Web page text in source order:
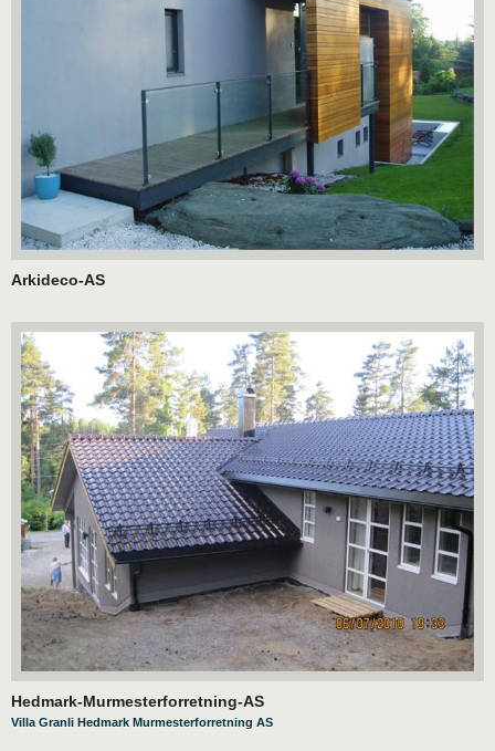
Arkideco-AS
Hedmark-Murmesterforretning-AS
Villa Granli Hedmark Murmesterforretning AS